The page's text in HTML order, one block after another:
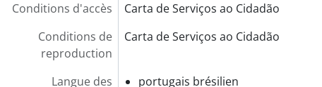
Conditions d'accès
Carta de Serviços ao Cidadão
Conditions de
reproduction
Carta de Serviços ao Cidadão
Langue des portugais brésilien